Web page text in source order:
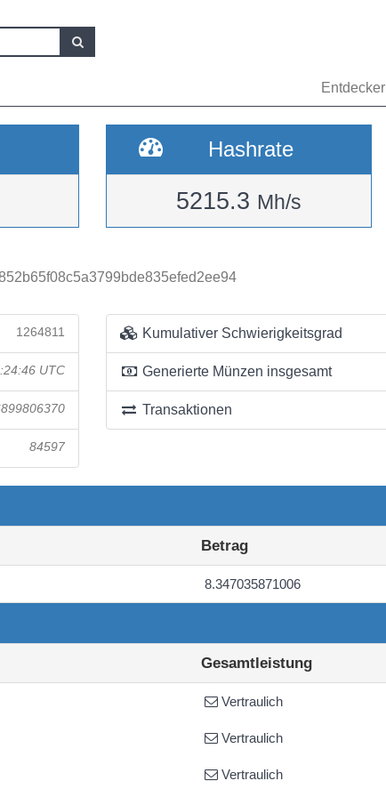
Entdecker
Hashrate
5215.3 Mh/s
1264811
UTC
84597
Kumulativer Schwierigkeitsgrad
Generierte Münzen insgesamt
Transaktionen
Betrag
8.347035871006
Gesamtleistung
Vertraulich
Vertraulich
Vertraulich